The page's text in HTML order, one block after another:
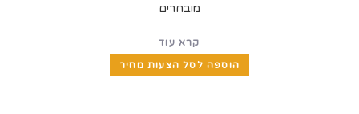
הוספה לסל הצעות מחיר